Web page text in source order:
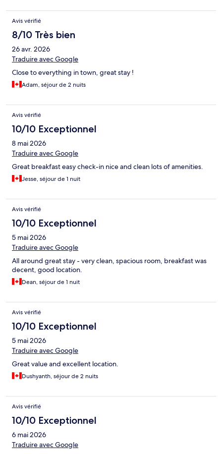
Avis vérifié
8/10 Très bien
26 avr. 2026
Traduire avec Google
Close to everything in town, great stay !
Adam, séjour de 2 nuits
Avis vérifié
10/10 Exceptionnel
8 mai 2026
Traduire avec Google
Great breakfast easy check-in nice and clean lots of amenities.
Jesse, séjour de 1 nuit
Avis vérifié
10/10 Exceptionnel
5 mai 2026
Traduire avec Google
All around great stay - very clean, spacious room, breakfast was
decent, good location.
Dean, séjour de 1 nuit
Avis vérifié
10/10 Exceptionnel
5 mai 2026
Traduire avec Google
Great value and excellent location.
Dushyanth, séjour de 2 nuits
Avis vérifié
10/10 Exceptionnel
6 mai 2026
Traduire avec Google